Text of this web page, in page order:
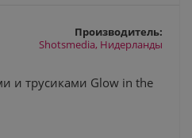
Производитель:
Shotsmedia, Нидерланды
и трусиками Glow in the